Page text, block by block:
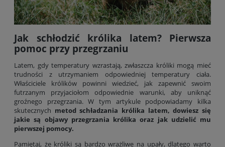
Jak schłodzić królika latem? Pierwsza
pomoc przy przegrzaniu
Latem, gdy temperatury wzrastają, zwłaszcza króliki mogą mieć
trudności z utrzymaniem odpowiedniej temperatury ciała.
Właściciele królików powinni wiedzieć, jak zapewnić swoim
futrzanym przyjaciołom odpowiednie warunki, aby uniknąć
groźnego przegrzania. W tym artykule podpowiadamy kilka
skutecznych metod schładzania królika latem, dowiesz się
jakie są objawy przegrzania królika oraz jak udzielić mu
pierwszej pomocy.
Pamiętaj, że króliki są bardzo wrażliwe na upały, dlatego warto